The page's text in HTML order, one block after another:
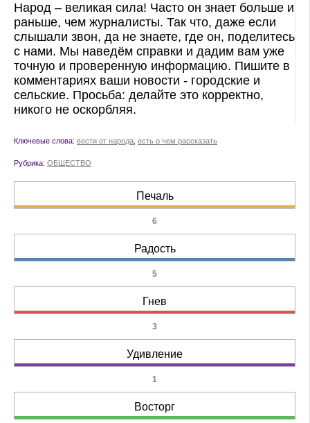
Народ – великая сила! Часто он знает больше и
раньше, чем журналисты. Так что, даже если
слышали звон, да не знаете, где он, поделитесь
с нами. Мы наведём справки и дадим вам уже
точную и проверенную информацию. Пишите в
комментариях ваши новости - городские и
сельские. Просьба: делайте это корректно,
никого не оскорбляя.
Ключевые слова: вести от народа есть о чем рассказать
Рубрика: ОБЩЕСТВО
Печаль
6
Радость
5
Гнев
3
Удивление
1
Восторг